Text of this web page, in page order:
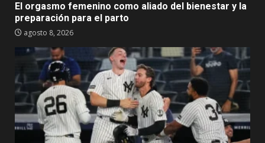
El orgasmo femenino como aliado del bienestar y la
preparación para el parto
agosto 8, 2026